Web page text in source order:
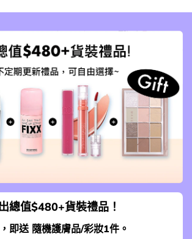
總值$480+貨裝禮品！
送 隨機護膚品/彩妝1件。